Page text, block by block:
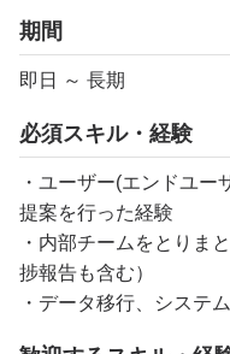
期間
即日 ～ 長期
必須スキル・経験
・ユーザー(エンドユ
提案を行った経験
・内部チームをとりま
捗報告も含む）
・データ移行、システ